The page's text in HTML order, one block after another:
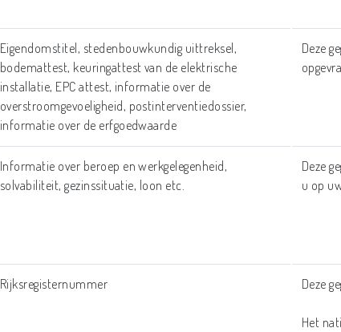
Eigendomstitel, stedenbouwkundig uittreksel,
bodemattest, keuringattest van de elektrische
installatie, EPC attest, informatie over de
overstroomgevoeligheid, postinterventiedossier,
informatie over de erfgoedwaarde
Deze
Informatie over beroep en werkgelegenheid,
solvabiliteit, gezinssituatie, loon etc.
Deze
u op
Rijksregisternummer Deze
Het